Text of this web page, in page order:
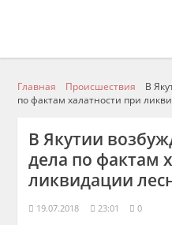
Главная Происшествия
В
по фактам халатности при
В Якутии
дела по фактам
ликвидации
19.07.2018 23:01 0